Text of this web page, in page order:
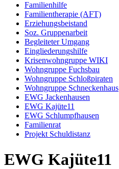
Familienhilfe
Familientherapie (AFT)
Erziehungsbeistand
Soz. Gruppenarbeit
Begleiteter Umgang
Eingliederungshilfe
Krisenwohngruppe WIKI
Wohngruppe Fuchsbau
Wohngruppe Schloßpiraten
Wohngruppe Schneckenhaus
EWG Jackenhausen
EWG Kajüte11
EWG Schlumpfhausen
Familienrat
Projekt Schuldistanz
EWG Kajüte11